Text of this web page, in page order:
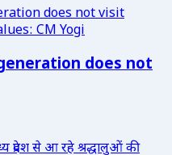
does not